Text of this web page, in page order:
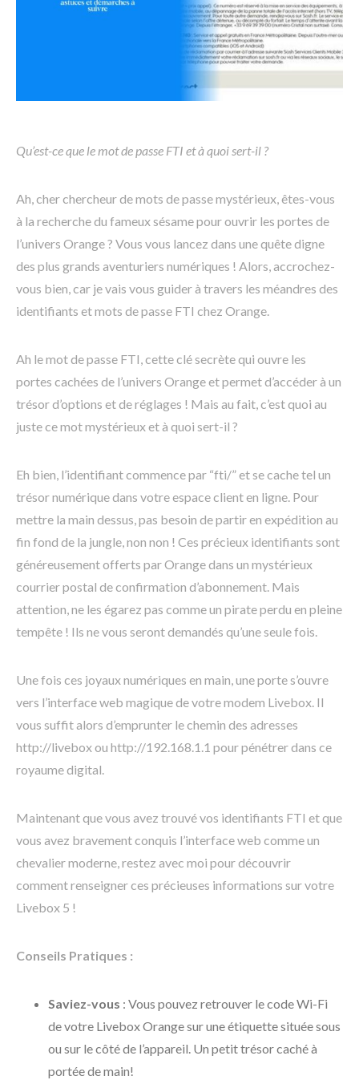
Qu’est-ce que le mot de passe FTI et à quoi sert-il ?
Ah, cher chercheur de mots de passe mystérieux, êtes-vous
à la recherche du fameux sésame pour ouvrir les portes de
l’univers Orange ? Vous vous lancez dans une quête digne
des plus grands aventuriers numériques ! Alors, accrochez-
vous bien, car je vais vous guider à travers les méandres des
identifiants et mots de passe FTI chez Orange.
Ah le mot de passe FTI, cette clé secrète qui ouvre les
portes cachées de l’univers Orange et permet d’accéder à un
trésor d’options et de réglages ! Mais au fait, c’est quoi au
juste ce mot mystérieux et à quoi sert-il ?
Eh bien, l’identifiant commence par “fti/” et se cache tel un
trésor numérique dans votre espace client en ligne. Pour
mettre la main dessus, pas besoin de partir en expédition au
fin fond de la jungle, non non ! Ces précieux identifiants sont
généreusement offerts par Orange dans un mystérieux
courrier postal de confirmation d’abonnement. Mais
attention, ne les égarez pas comme un pirate perdu en pleine
tempête ! Ils ne vous seront demandés qu’une seule fois.
Une fois ces joyaux numériques en main, une porte s’ouvre
vers l’interface web magique de votre modem Livebox. Il
vous suffit alors d’emprunter le chemin des adresses
http://livebox ou http://192.168.1.1 pour pénétrer dans ce
royaume digital.
Maintenant que vous avez trouvé vos identifiants FTI et que
vous avez bravement conquis l’interface web comme un
chevalier moderne, restez avec moi pour découvrir
comment renseigner ces précieuses informations sur votre
Livebox 5 !
Conseils Pratiques :
Saviez-vous : Vous pouvez retrouver le code Wi-Fi
de votre Livebox Orange sur une étiquette située sous
ou sur le côté de l’appareil. Un petit trésor caché à
portée de main!